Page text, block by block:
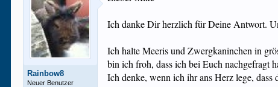
Rainbow8
Neuer Benutzer
Ich danke Dir herzlich für Deine Antwort.
Ich halte Meeris und Zwergkaninchen in
bin ich froh, dass ich bei Euch nachgefragt
Ich denke, wenn ich ihr ans Herz lege,